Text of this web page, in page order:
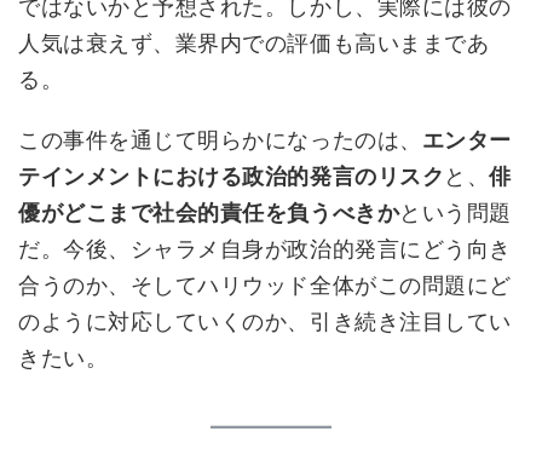
ではないかと予想された。しかし、実際には彼の
人気は衰えず、業界内での評価も高いままであ
る。
この事件を通じて明らかになったのは、 エンター
テインメントにおける政治的発言のリスク と、俳
優がどこまで社会的責任を負うべきかという問題
だ。今後、シャラメ自身が政治的発言にどう向き
合うのか、そしてハリウッド全体がこの問題にど
のように対応していくのか、引き続き注目してい
きたい。